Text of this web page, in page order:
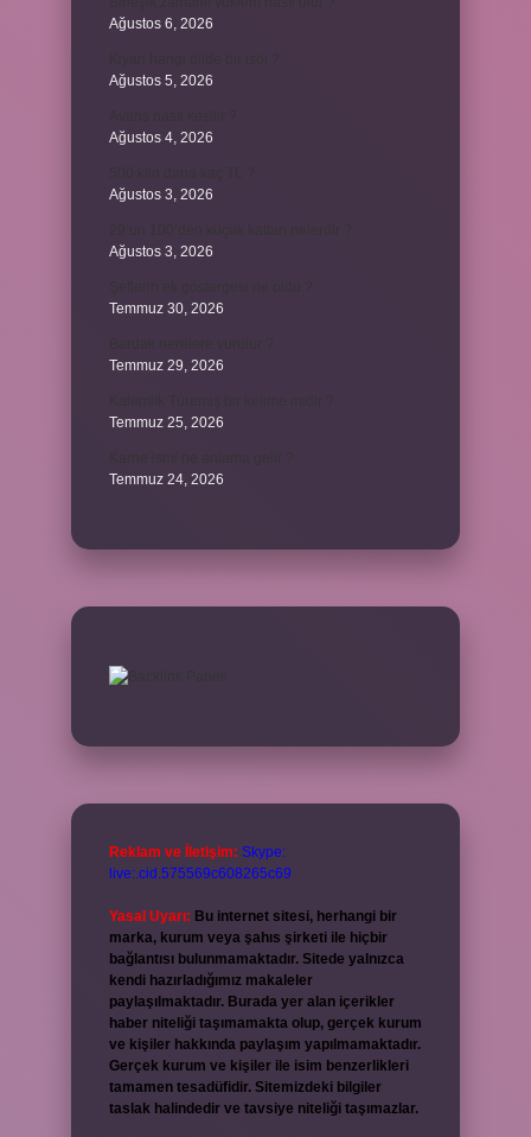
Ağustos 6, 2026
Ağustos 5, 2026
Ağustos 4, 2026
Ağustos 3, 2026
Ağustos 3, 2026
Temmuz 30, 2026
Temmuz 29, 2026
Temmuz 25, 2026
Temmuz 24, 2026
Reklam ve İletişim: Skype:
live:.cid.575569c608265c69
Yasal Uyarı: Bu internet sitesi, herhangi bir
marka, kurum veya şahıs şirketi ile hiçbir
bağlantısı bulunmamaktadır. Sitede yalnızca
kendi hazırladığımız makaleler
paylaşılmaktadır. Burada yer alan içerikler
haber niteliği taşımamakta olup, gerçek kurum
ve kişiler hakkında paylaşım yapılmamaktadır.
Gerçek kurum ve kişiler ile isim benzerlikleri
tamamen tesadüfidir. Sitemizdeki bilgiler
taslak halindedir ve tavsiye niteliği taşımazlar.